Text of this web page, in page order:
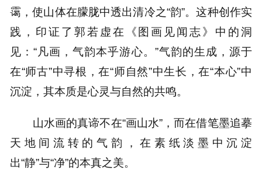
霭，使山体在朦胧中透出清冷之“韵”。这种创作实
践，印证了郭若虚在《图画见闻志》中的洞
见：“凡画，气韵本乎游心。”气韵的生成，源于
在“师古”中寻根，在“师自然”中生长，在“本心”中
沉淀，其本质是心灵与自然的共鸣。
山水画的真谛不在“画山水”，而在借笔墨追摹
天地间流转的气韵，在素纸淡墨中沉淀
出“静”与“净”的本真之美。